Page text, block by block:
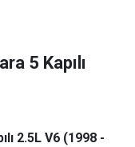
5 Kapılı
2.5L V6 (1998 -